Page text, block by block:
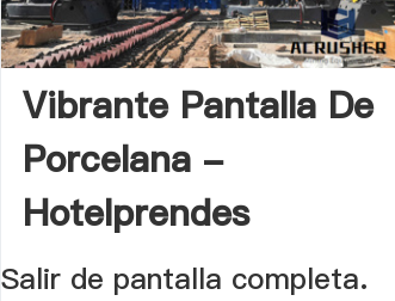
Vibrante Pantalla De
Porcelana -
Hotelprendes
Salir de pantalla completa.